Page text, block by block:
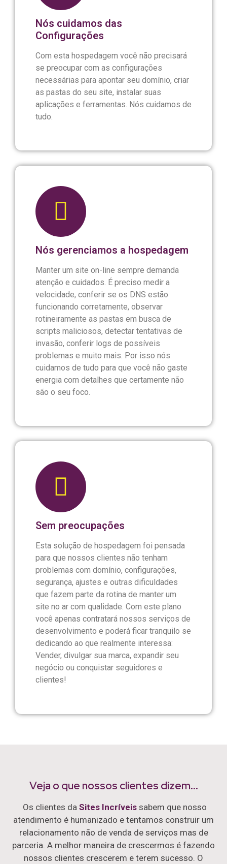
Nós cuidamos das
Configurações
Com esta hospedagem você não precisará
se preocupar com as configurações
necessárias para apontar seu domínio, criar
as pastas do seu site, instalar suas
aplicações e ferramentas. Nós cuidamos de
tudo.
Nós gerenciamos a hospedagem
Manter um site on-line sempre demanda
atenção e cuidados. É preciso medir a
velocidade, conferir se os DNS estão
funcionando corretamente, observar
rotineiramente as pastas em busca de
scripts maliciosos, detectar tentativas de
invasão, conferir logs de possíveis
problemas e muito mais. Por isso nós
cuidamos de tudo para que você não gaste
energia com detalhes que certamente não
são o seu foco.
Sem preocupações
Esta solução de hospedagem foi pensada
para que nossos clientes não tenham
problemas com domínio, configurações,
segurança, ajustes e outras dificuldades
que fazem parte da rotina de manter um
site no ar com qualidade. Com este plano
você apenas contratará nossos serviços de
desenvolvimento e poderá ficar tranquilo se
dedicando ao que realmente interessa:
Vender, divulgar sua marca, expandir seu
negócio ou conquistar seguidores e
clientes!
Veja o que nossos clientes dizem...
Os clientes da Sites Incríveissabem que nosso
atendimento é humanizado e tentamos construir um
relacionamento não de venda de serviços mas de
parceria. A melhor maneira de crescermos é fazendo
nossos clientes crescerem e terem sucesso. O